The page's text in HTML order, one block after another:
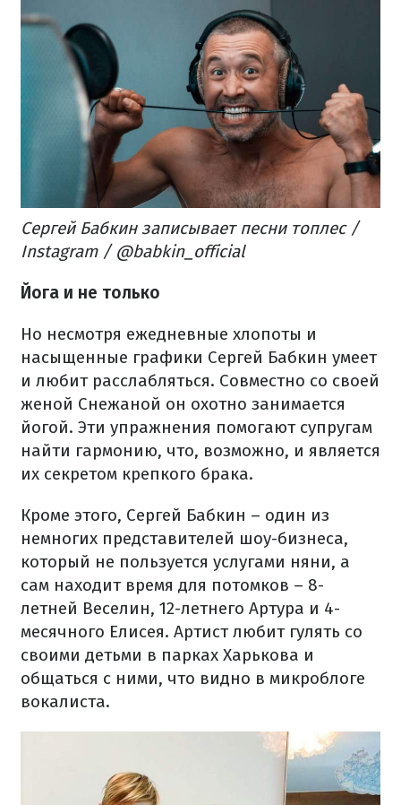
Сергей Бабкин записывает песни топлес /
Instagram / @babkin_official
Йога и не только
Но несмотря ежедневные хлопоты и
насыщенные графики Сергей Бабкин умеет
и любит расслабляться. Совместно со своей
женой Снежаной он охотно занимается
йогой. Эти упражнения помогают супругам
найти гармонию, что, возможно, и является
их секретом крепкого брака.
Кроме этого, Сергей Бабкин – один из
немногих представителей шоу-бизнеса,
который не пользуется услугами няни, а
сам находит время для потомков – 8-
летней Веселин, 12-летнего Артура и 4-
месячного Елисея. Артист любит гулять со
своими детьми в парках Харькова и
общаться с ними, что видно в микроблоге
вокалиста.